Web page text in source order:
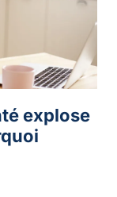
explose